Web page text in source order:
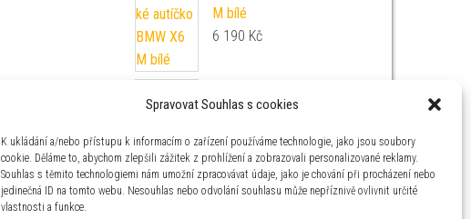
Spravovat Souhlas s cookies
K ukládání a/nebo přístupu k informacím o zařízení používáme technologie, jako jsou soubory
cookie. Děláme to, abychom zlepšili zážitek z prohlížení a zobrazovali personalizované reklamy.
Souhlas s těmito technologiemi nám umožní zpracovávat údaje, jako je chování při procházení nebo
jedinečná ID na tomto webu. Nesouhlas nebo odvolání souhlasu může nepříznivě ovlivnit určité
vlastnosti a funkce.
M bílé
6 190 Kč
Figurka - Psohlavec zelený
839Kč